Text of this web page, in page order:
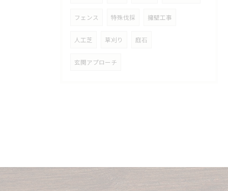
フェンス 特殊伐採 擁壁工事
人工芝 草刈り 庭石
玄関アプローチ